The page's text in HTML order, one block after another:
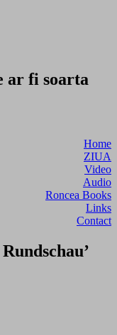
ar fi soarta
Home
ZIUA
Video
Audio
Roncea Books
Links
Contact